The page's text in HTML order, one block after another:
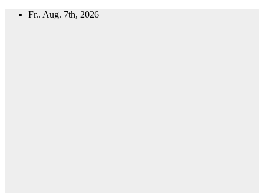
Zum
Fr.. Aug. 7th, 2026